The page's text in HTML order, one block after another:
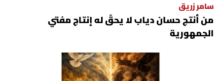
سامر زريق
من أنتج حسان دياب لا يحقّ له إنتاج مفتي
الجمهورية